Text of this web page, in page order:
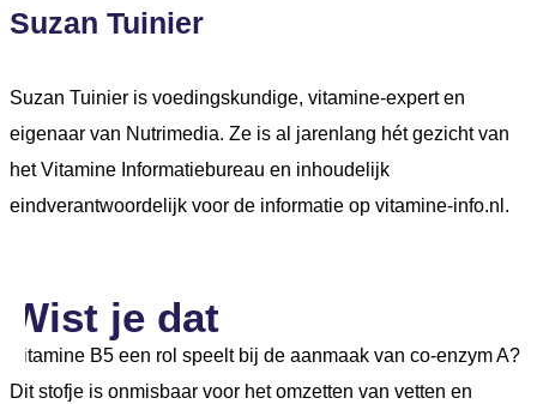
Suzan Tuinier
Suzan Tuinier is voedingskundige, vitamine-expert en
eigenaar van Nutrimedia. Ze is al jarenlang hét gezicht van
het Vitamine Informatiebureau en inhoudelijk
eindverantwoordelijk voor de informatie op vitamine-info.nl.
Wist je dat
Vitamine B5 een rol speelt bij de aanmaak van co-enzym A?
Dit stofje is onmisbaar voor het omzetten van vetten en